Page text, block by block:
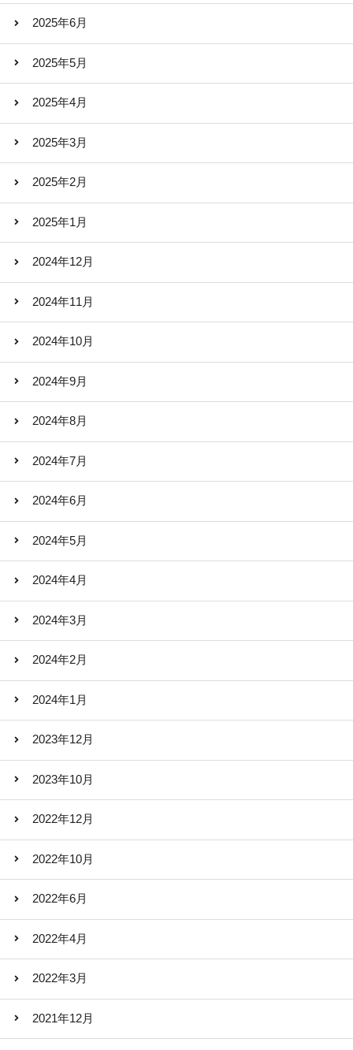
2025年6月
2025年5月
2025年4月
2025年3月
2025年2月
2025年1月
2024年12月
2024年11月
2024年10月
2024年9月
2024年8月
2024年7月
2024年6月
2024年5月
2024年4月
2024年3月
2024年2月
2024年1月
2023年12月
2023年10月
2022年12月
2022年10月
2022年6月
2022年4月
2022年3月
2021年12月